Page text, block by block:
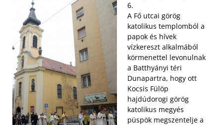
6.
A Fő utcai görög
katolikus templomból a
papok és hívek
vízkereszt alkalmából
körmenettel levonulnak
a Batthyányi téri
Dunapartra, hogy ott
Kocsis Fülöp
hajdúdorogi görög
katolikus megyés
püspök megszentelje a